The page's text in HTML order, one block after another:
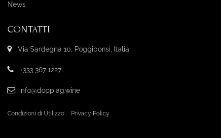
News
CONTATTI
Via Sardegna 10, Poggibonsi, Italia
+333 367 1227
info@doppiag.wine
Condizioni di Utilizzo Privacy Policy